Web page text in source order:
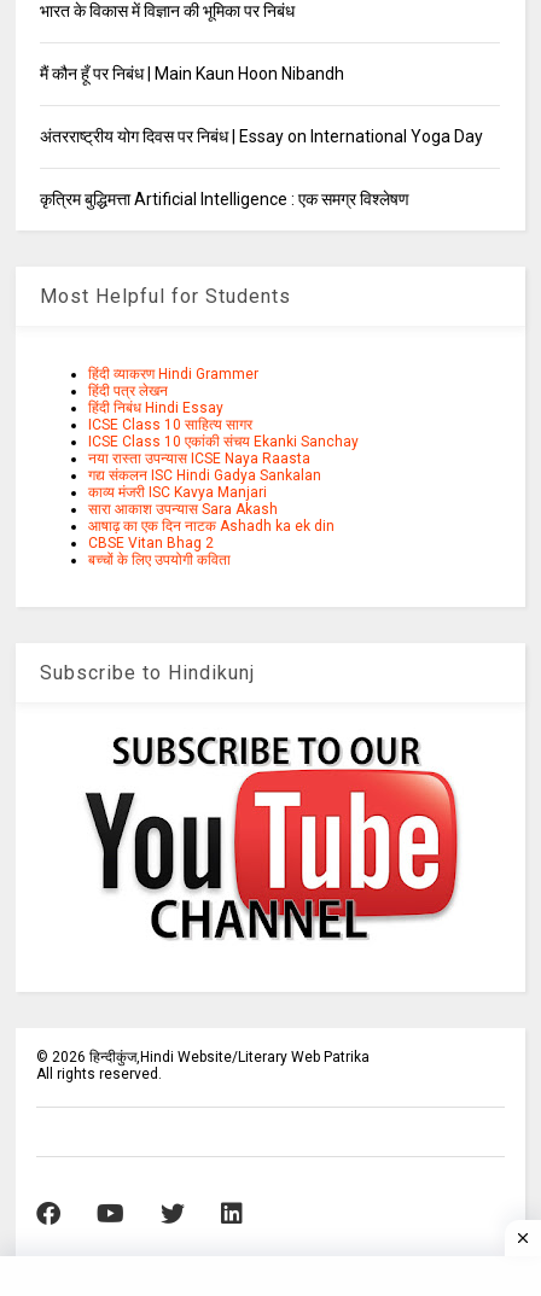
भारत के विकास में विज्ञान की भूमिका पर निबंध
मैं कौन हूँ पर निबंध | Main Kaun Hoon Nibandh
अंतरराष्ट्रीय योग दिवस पर निबंध | Essay on International Yoga Day
कृत्रिम बुद्धिमत्ता Artificial Intelligence : एक समग्र विश्लेषण
Most Helpful for Students
हिंदी व्याकरण Hindi Grammer
हिंदी पत्र लेखन
हिंदी निबंध Hindi Essay
ICSE Class 10 साहित्य सागर
ICSE Class 10 एकांकी संचय Ekanki Sanchay
नया रास्ता उपन्यास ICSE Naya Raasta
गद्य संकलन ISC Hindi Gadya Sankalan
काव्य मंजरी ISC Kavya Manjari
सारा आकाश उपन्यास Sara Akash
आषाढ़ का एक दिन नाटक Ashadh ka ek din
CBSE Vitan Bhag 2
बच्चों के लिए उपयोगी कविता
Subscribe to Hindikunj
©2026 हिन्दीकुंज,Hindi Website/Literary Web Patrika
All rights reserved.